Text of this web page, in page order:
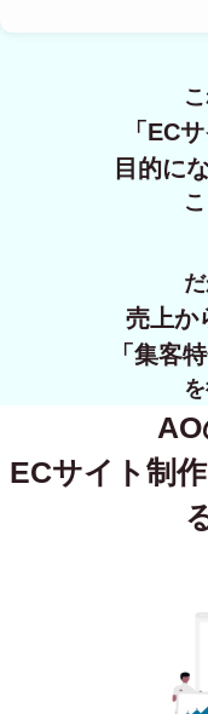
「EC
目的に
売上か
「集客
ECサイト制